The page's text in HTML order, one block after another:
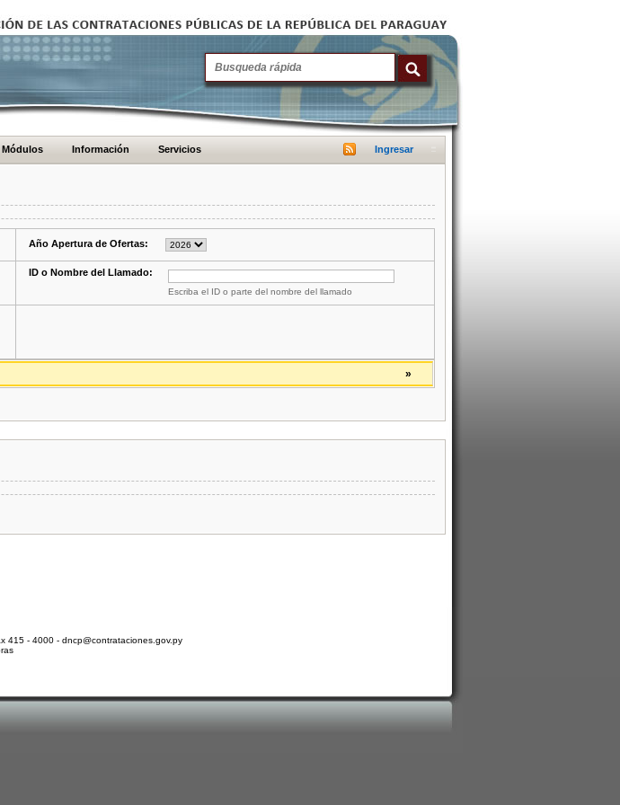
Módulos Información Servicios Ingresar
Año Apertura de Ofertas:
ID o Nombre del Llamado:
Escriba el ID o parte del nombre del llamado
»
415 - 4000 - dncp@contrataciones.gov.py